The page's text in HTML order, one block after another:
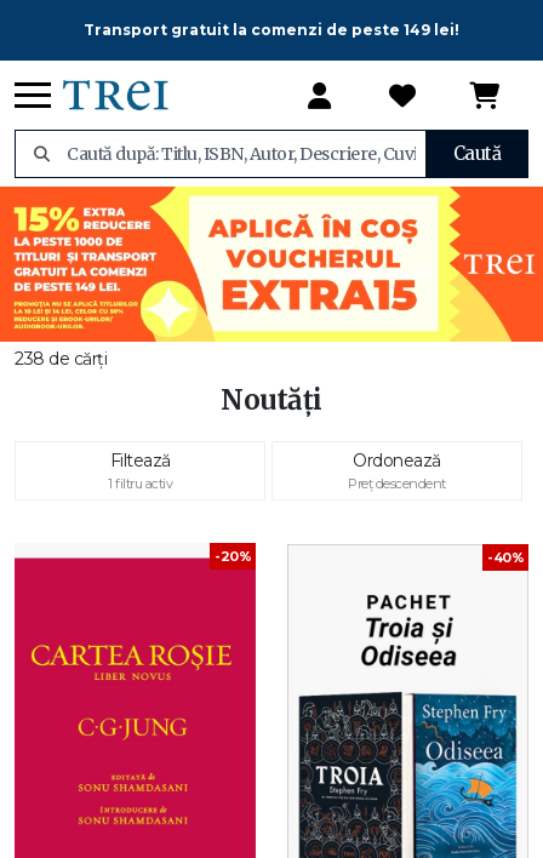
Transport gratuit la comenzi de peste 149 lei!
Caută
238 de cărți
Noutăți
Filtează
1 filtru activ
Ordonează
Preț descendent
-20% -40%